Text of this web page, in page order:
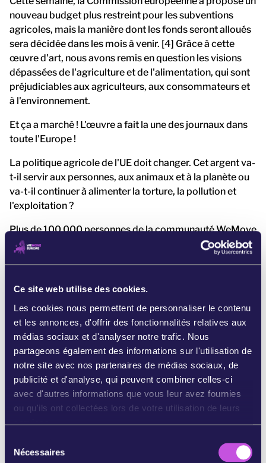
Ce site web utilise des cookies.
Les cookies nous permettent de personnaliser le contenu
et les annonces, d'offrir des fonctionnalités relatives aux
médias sociaux et d'analyser notre trafic. Nous
partageons également des informations sur l'utilisation de
notre site avec nos partenaires de médias sociaux, de
publicité et d'analyse, qui peuvent combiner celles-ci
avec d'autres informations que vous leur avez fournies
ou qu'ils ont collectées lors de votre utilisation de leurs
services.
Nécessaires
nouveau budget plus restreint pour les subventions
agricoles, mais la manière dont les fonds seront alloués
sera décidée dans les mois à venir. [4] Grâce à cette
œuvre d'art, nous avons remis en question les visions
dépassées de l'agriculture et de l'alimentation, qui sont
préjudiciables aux agriculteurs, aux consommateurs et
à l'environnement.
Et ça a marché ! L'œuvre a fait la une des journaux dans
toute l'Europe !
La politique agricole de l'UE doit changer. Cet argent va-
t-il servir aux personnes, aux animaux et à la planète ou
va-t-il continuer à alimenter la torture, la pollution et
l'exploitation ?
Plus de 100 000 personnes de la communauté WeMove
ont déjà signé la pétition pour exiger une nouvelle voie
qui soutienne des prix justes et une alimentation saine
les militant·es, les artistes de toute l'Europe, suivront de
près ce que fait l'UE à chaque étape. Si le nouveau plan
ne répond pas à nos exigences, nous serons prêt·es à
agir.
Références: